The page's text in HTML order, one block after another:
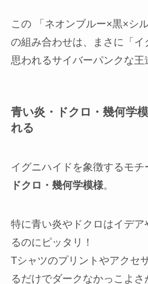
この 「ネオンブルー×黒×シ
の組み合わせは、まさに「イ
思われるサイバーパンクな王
青い炎・ドクロ・幾何学
れる
イグニハイドを象徴するモ
ドクロ・幾何学模様。
特に青い炎やドクロはイデ
るのにピッタリ！
Tシャツのプリントやアクセ
るだけでダークなかっこよさ